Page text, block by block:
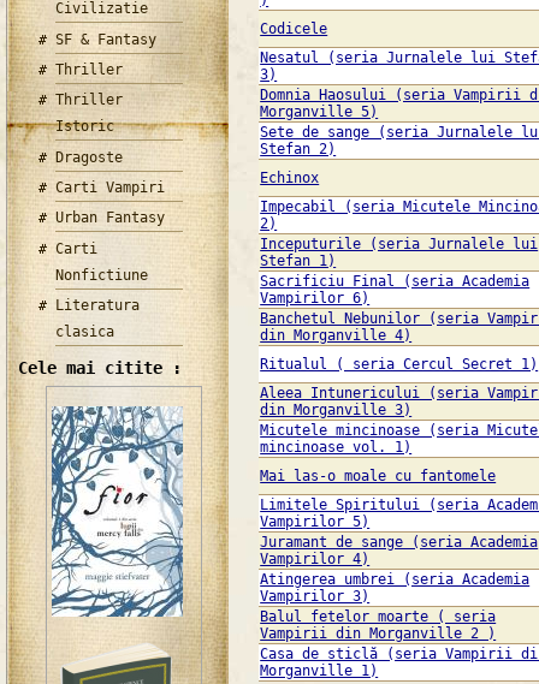
Civilizatie
SF & Fantasy
Thriller
Thriller
Istoric
Dragoste
Carti Vampiri
Urban Fantasy
Carti
Nonfictiune
Literatura
clasica
Cele mai citite :
Codicele
Nesatul (seria Jurnalele lui
3)
Domnia Haosului (seria Vampirii
Morganville 5)
Sete de sange (seria Jurnalele
Stefan 2)
Echinox
Impecabil (seria Micutele
2)
Inceputurile (seria Jurnalele lui
Stefan 1)
Sacrificiu Final (seria Academia
Vampirilor 6)
Banchetul Nebunilor (seria
din Morganville 4)
Ritualul ( seria Cercul Secret 1)
Aleea Intunericului (seria
din Morganville 3)
Micutele mincinoase (seria
mincinoase vol. 1)
Mai las-o moale cu fantomele
Limitele Spiritului (seria
Vampirilor 5)
Juramant de sange (seria Academia
Vampirilor 4)
Atingerea umbrei (seria Academia
Vampirilor 3)
Balul fetelor moarte ( seria
Vampirii din Morganville 2 )
Casa de sticlă (seria Vampirii
Morganville 1)